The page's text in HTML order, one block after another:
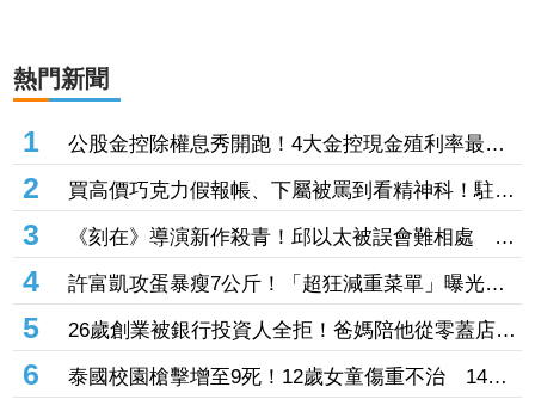
熱門新聞
1
公股金控除權息秀開跑！4大金控現金殖利率最高
3.66％ 除息日、股利一次看
2
買高價巧克力假報帳、下屬被罵到看精神科！駐日
內瓦處長爆重大醜聞 外交部收134頁申訴書啟動
調查
3
《刻在》導演新作殺青！邱以太被誤會難相處
Ni!KA萊恩遭足球重擊「正中要害」
4
許富凱攻蛋暴瘦7公斤！「超狂減重菜單」曝光
有望高雄巨蛋開唱他給答案了
5
26歲創業被銀行投資人全拒！爸媽陪他從零蓋店
如今年收破322億、擁1600家門市
6
泰國校園槍擊增至9死！12歲女童傷重不治 14歲